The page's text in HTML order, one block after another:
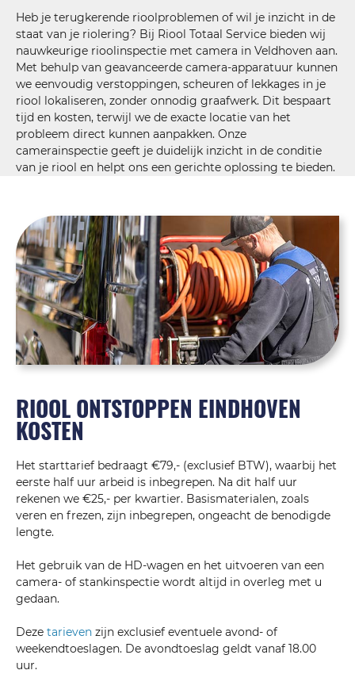
Heb je terugkerende rioolproblemen of wil je inzicht in de
staat van je riolering? Bij Riool Totaal Service bieden wij
nauwkeurige rioolinspectie met camera in Veldhoven aan.
Met behulp van geavanceerde camera-apparatuur kunnen
we eenvoudig verstoppingen, scheuren of lekkages in je
riool lokaliseren, zonder onnodig graafwerk. Dit bespaart
tijd en kosten, terwijl we de exacte locatie van het
probleem direct kunnen aanpakken. Onze
camerainspectie geeft je duidelijk inzicht in de conditie
van je riool en helpt ons een gerichte oplossing te bieden.
RIOOL ONTSTOPPEN EINDHOVEN
KOSTEN
Het starttarief bedraagt €79,- (exclusief BTW), waarbij het
eerste half uur arbeid is inbegrepen. Na dit half uur
rekenen we €25,- per kwartier. Basismaterialen, zoals
veren en frezen, zijn inbegrepen, ongeacht de benodigde
lengte.
Het gebruik van de HD-wagen en het uitvoeren van een
camera- of stankinspectie wordt altijd in overleg met u
gedaan.
Deze tarieven zijn exclusief eventuele avond- of
weekendtoeslagen. De avondtoeslag geldt vanaf 18.00
uur.